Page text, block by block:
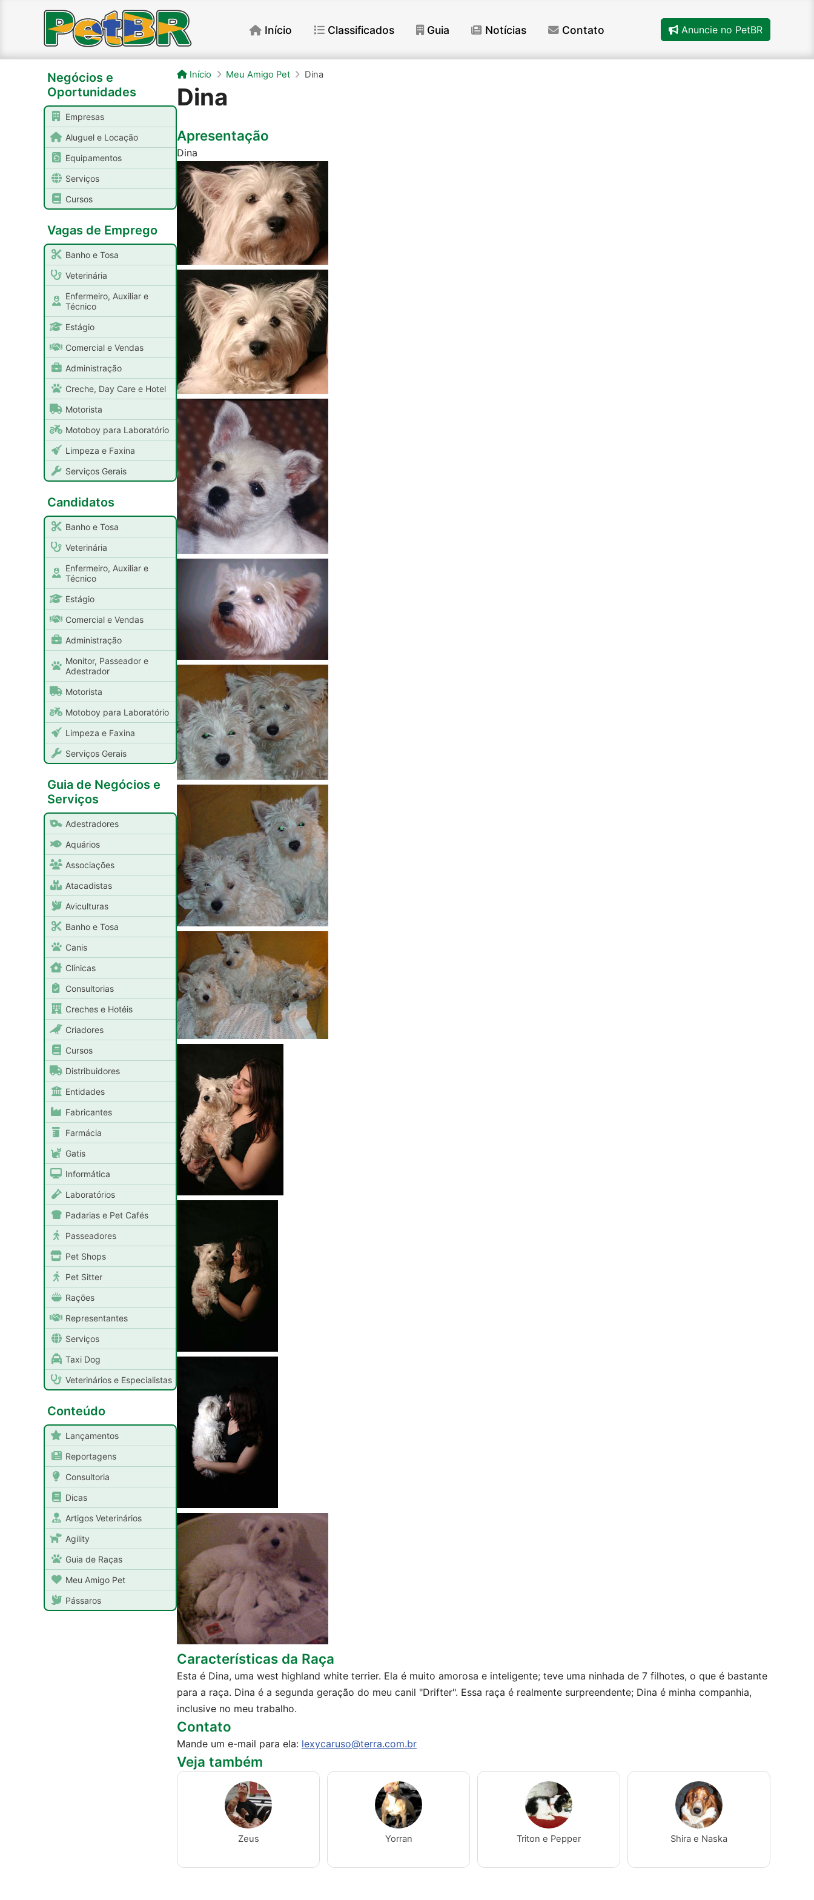
Início Classificados Guia Notícias Contato Anuncie no PetBR
Negócios e
Oportunidades
Empresas
Aluguel e Locação
Equipamentos
Serviços
Cursos
Vagas de Emprego
Banho e Tosa
Veterinária
Enfermeiro, Auxiliar e
Técnico
Estágio
Comercial e Vendas
Administração
Creche, Day Care e Hotel
Motorista
Motoboy para Laboratório
Limpeza e Faxina
Serviços Gerais
Candidatos
Banho e Tosa
Veterinária
Enfermeiro, Auxiliar e
Técnico
Estágio
Comercial e Vendas
Administração
Monitor, Passeador e
Adestrador
Motorista
Motoboy para Laboratório
Limpeza e Faxina
Serviços Gerais
Guia de Negócios e
Serviços
Adestradores
Aquários
Associações
Atacadistas
Aviculturas
Banho e Tosa
Canis
Clínicas
Consultorias
Creches e Hotéis
Criadores
Cursos
Distribuidores
Entidades
Fabricantes
Farmácia
Gatis
Informática
Laboratórios
Padarias e Pet Cafés
Passeadores
Pet Shops
Pet Sitter
Rações
Representantes
Serviços
Taxi Dog
Veterinários e Especialistas
Conteúdo
Lançamentos
Reportagens
Consultoria
Dicas
Artigos Veterinários
Agility
Guia de Raças
Meu Amigo Pet
Pássaros
Início Meu Amigo Pet Dina
Dina
Apresentação
Dina
Características da Raça
Esta é Dina, uma west highland white terrier. Ela é muito amorosa e inteligente; teve uma ninhada de 7 filhotes, o que é bastante
para a raça. Dina é a segunda geração do meu canil "Drifter". Essa raça é realmente surpreendente; Dina é minha companhia,
inclusive no meu trabalho.
Contato
Mande um e-mail para ela: lexycaruso@terra.com.br
Veja também
Zeus Yorran Triton e Pepper Shira e Naska